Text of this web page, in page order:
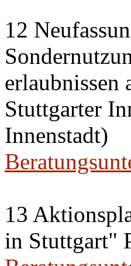
12
erlaubnissen
Stuttgarter
Innenstadt)
13
in Stuttgart"